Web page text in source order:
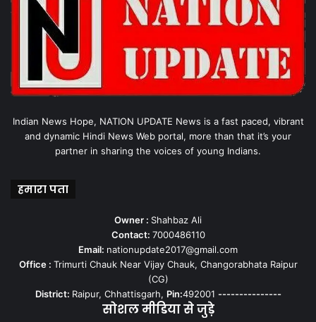
Indian News Hope, NATION UPDATE News is a fast paced, vibrant
and dynamic Hindi News Web portal, more than that it’s your
partner in sharing the voices of young Indians.
हमारा पता
Owner : Shahbaz Ali
Contact: 7000486110
Email: nationupdate2017@gmail.com
Office : Trimurti Chauk Near Vijay Chauk, Changorabhata Raipur
(CG)
District: Raipur, Chhattisgarh, Pin:492001 ---------------
सोशल मीडिया से जुड़े